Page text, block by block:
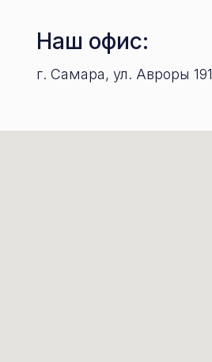
Наш офис:
г. Самара, ул. Авроры 191